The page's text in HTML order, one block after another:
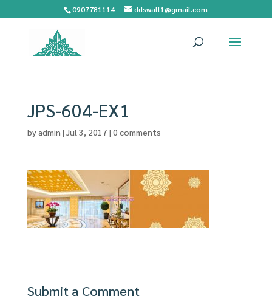
0907781114 ddswall1@gmail.com
JPS-604-EX1
byadmin | Jul 3, 2017 | 0 comments
Submit a Comment